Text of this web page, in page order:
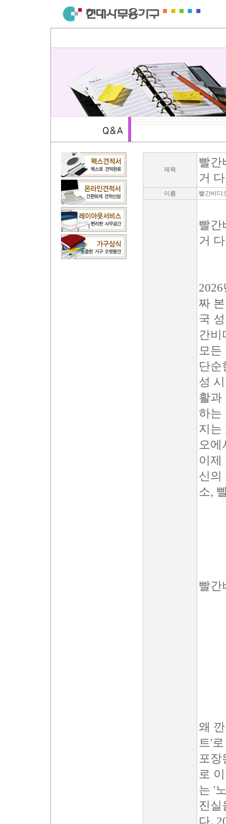
제목
빨간
거
이름 빨간비디
빨간
거
짜
국
간비
모
단순
성
활과
하는
지는
오에
이제
신의
소,
빨간
왜
트'
포장
로
는 '
진실
다.